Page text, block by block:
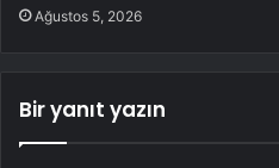
Ağustos 5, 2026
Bir yanıt yazın